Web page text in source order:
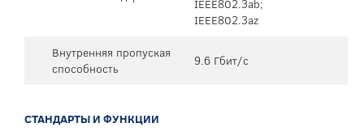
IEEE802.3ab;
IEEE802.3az
Внутренняя пропуская
способность
9.6 Гбит/с
СТАНДАРТЫ И ФУНКЦИИ